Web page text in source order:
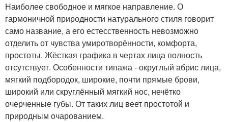
Наиболее свободное и мягкое направление. О
гармоничной природности натурального стиля говорит
само название, а его естесственность невозможно
отделить от чувства умиротворённости, комфорта,
простоты. Жёсткая графика в чертах лица полность
отсутствует. Особенности типажа - округлый абрис лица,
мягкий подбородок, широкие, почти прямые брови,
широкий или скруглённый мягкий нос, нечётко
очерченные губы. От таких лиц веет простотой и
природным очарованием.